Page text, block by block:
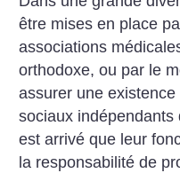
être mises en place
associations
orthodoxe, ou par le
assurer une
sociaux indépendants
est arrivé que leur
la responsabilité de